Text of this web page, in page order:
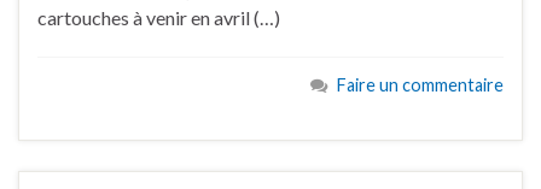
cartouches à venir en avril (…)
Faire un commentaire